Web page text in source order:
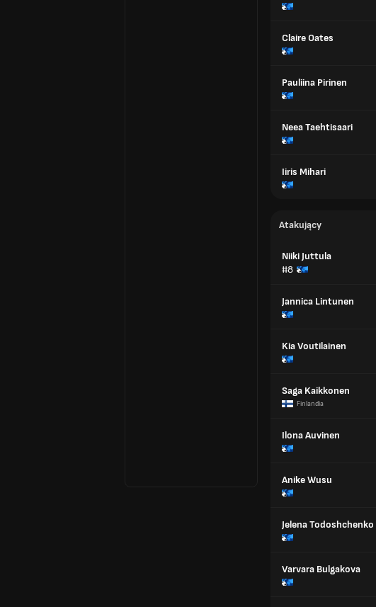
Claire Oates
Pauliina Pirinen
Neea Taehtisaari
Iiris Mihari
Atakujący
Niiki Juttula
#8
Jannica Lintunen
Kia Voutilainen
Saga Kaikkonen
Finlandia
Ilona Auvinen
Anike Wusu
Jelena Todoshchenko
Varvara Bulgakova